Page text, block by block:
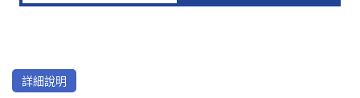
詳細說明